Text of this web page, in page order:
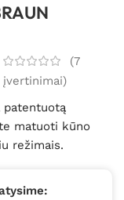
(7
įvertinimai)
patentuotą
matuoti kūno
režimais.